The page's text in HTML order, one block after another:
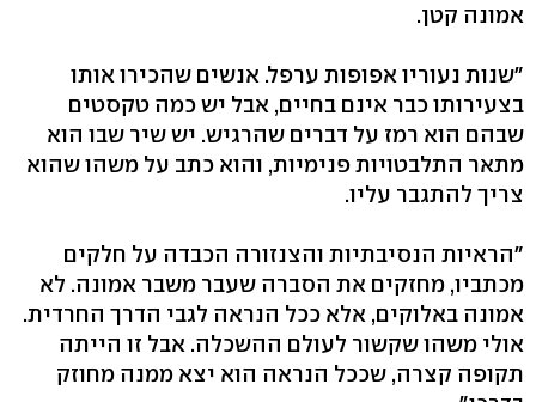
אמונה קטן.
"שנות נעוריו אפופות ערפל. אנשים שהכירו אותו
בצעירותו כבר אינם בחיים, אבל יש כמה טקסטים
שבהם הוא רמז על דברים שהרגיש. יש שיר שבו הוא
מתאר התלבטויות פנימיות, והוא כתב על משהו שהוא
צריך להתגבר עליו.
"הראיות הנסיבתיות והצנזורה הכבדה על חלקים
מכתביו, מחזקים את הסברה שעבר משבר אמונה. לא
אמונה באלוקים, אלא ככל הנראה לגבי הדרך החרדית.
אולי משהו שקשור לעולם ההשכלה. אבל זו הייתה
תקופה קצרה, שככל הנראה הוא יצא ממנה מחוזק